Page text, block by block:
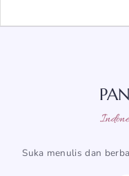
Suka menulis dan